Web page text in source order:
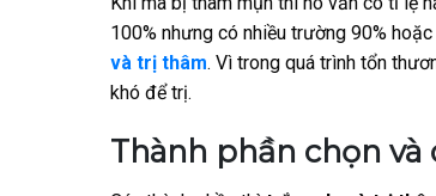
100% nhưng có nhiều trường 90%
và trị thâm. Vì trong quá trình tổn
khó để trị.
Thành phần chọn